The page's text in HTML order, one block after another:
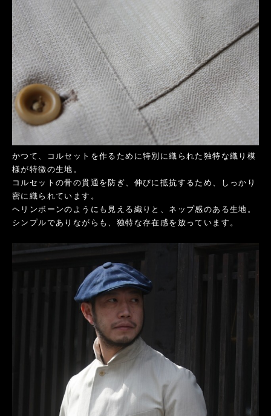
かつて、コルセットを作るために特別に織られた独特な織り模
様が特徴の生地。
コルセットの骨の貫通を防ぎ、伸びに抵抗するため、しっかり
密に織られています。
ヘリンボーンのようにも見える織りと、ネップ感のある生地。
シンプルでありながらも、独特な存在感を放っています。